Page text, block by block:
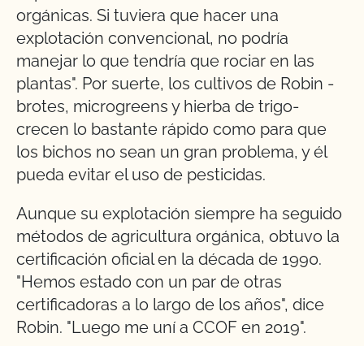
orgánicas. Si tuviera que hacer una
explotación convencional, no podría
manejar lo que tendría que rociar en las
plantas". Por suerte, los cultivos de Robin -
brotes, microgreens y hierba de trigo-
crecen lo bastante rápido como para que
los bichos no sean un gran problema, y él
pueda evitar el uso de pesticidas.
Aunque su explotación siempre ha seguido
métodos de agricultura orgánica, obtuvo la
certificación oficial en la década de 1990.
"Hemos estado con un par de otras
certificadoras a lo largo de los años", dice
Robin. "Luego me uní a CCOF en 2019".